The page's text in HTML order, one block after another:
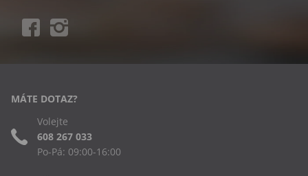
MÁTE DOTAZ?
Volejte
608 267 033
Po-Pá: 09:00-16:00